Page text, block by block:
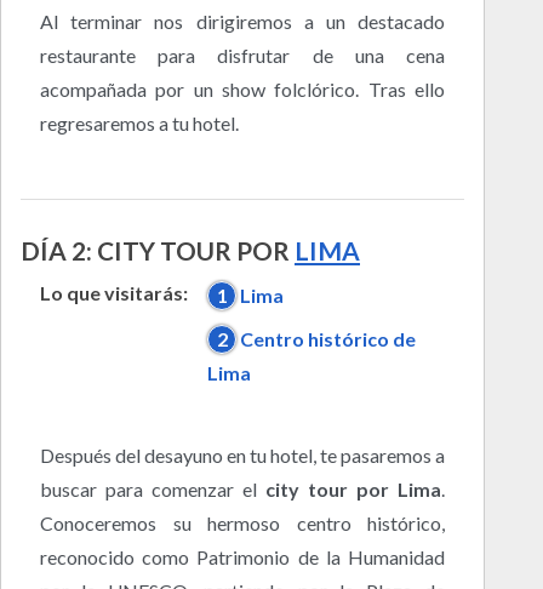
Al terminar nos dirigiremos a un destacado
restaurante para disfrutar de una cena
acompañada por un show folclórico. Tras ello
regresaremos a tu hotel.
DÍA 2: CITY TOUR POR LIMA
Lo que visitarás: 1
Lima
2
Centro histórico de
Lima
Después del desayuno en tu hotel, te pasaremos a
buscar para comenzar el city tour por Lima
Conoceremos su hermoso centro histórico,
reconocido como Patrimonio de la Humanidad